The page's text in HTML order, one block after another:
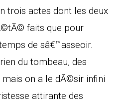
trois actes dont les deux
faits que pour
de sâ€™asseoir.
du tombeau, des
on a le dÃ©sir infini
attirante des